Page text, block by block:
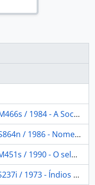
- A Sociedade Xavante
prática Xavante a uma reflexão sobre os Je.
- O selvagem e o inocente
do Brasil: a dramática experiência dos Xokleng.